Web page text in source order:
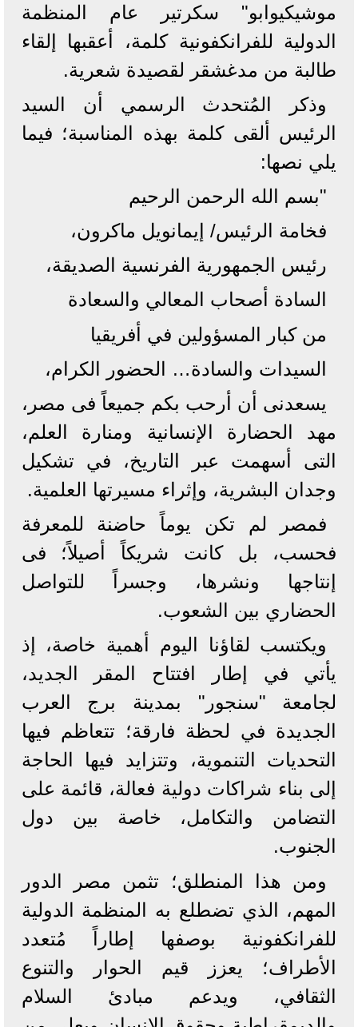
موشيكيوابو" سكرتير عام المنظمة
الدولية للفرانكفونية كلمة، أعقبها إلقاء
طالبة من مدغشقر لقصيدة شعرية.
وذكر المُتحدث الرسمي أن السيد
الرئيس ألقى كلمة بهذه المناسبة؛ فيما
يلي نصها:
"بسم الله الرحمن الرحيم
فخامة الرئيس/ إيمانويل ماكرون،
رئيس الجمهورية الفرنسية الصديقة،
‏السادة أصحاب المعالي والسعادة
‏من كبار المسؤولين في أفريقيا
السيدات والسادة… الحضور الكرام،
يسعدنى أن أرحب بكم جميعاً فى مصر،
مهد الحضارة الإنسانية ومنارة العلم،
التى أسهمت عبر التاريخ، في تشكيل
وجدان البشرية، وإثراء مسيرتها العلمية.
فمصر لم تكن يوماً حاضنة للمعرفة
فحسب، بل كانت شريكاً أصيلاً؛ فى
إنتاجها ونشرها، وجسراً للتواصل
الحضاري بين الشعوب.
ويكتسب لقاؤنا اليوم أهمية خاصة، إذ
يأتي في إطار افتتاح المقر الجديد،
لجامعة "سنجور" بمدينة برج العرب
الجديدة في لحظة فارقة؛ تتعاظم فيها
التحديات التنموية، وتتزايد فيها الحاجة
إلى بناء شراكات دولية فعالة، قائمة على
التضامن والتكامل، خاصة بين دول
الجنوب.
ومن هذا المنطلق؛ تثمن مصر الدور
المهم، الذي تضطلع به المنظمة الدولية
للفرانكفونية بوصفها إطاراً مُتعدد
الأطراف؛ يعزز قيم الحوار والتنوع
الثقافي، ويدعم مبادئ السلام